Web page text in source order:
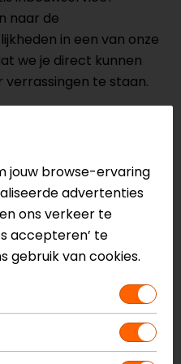
naar de
in een van onze
we je direct kunnen
verrassingen te staan.
Sena SF2 Single
rijders
jouw browse-ervaring
advertenties
ons verkeer te
accepteren’ te
gebruik van cookies.